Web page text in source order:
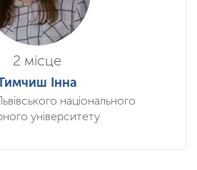
2 місце
Інна
національного
університету